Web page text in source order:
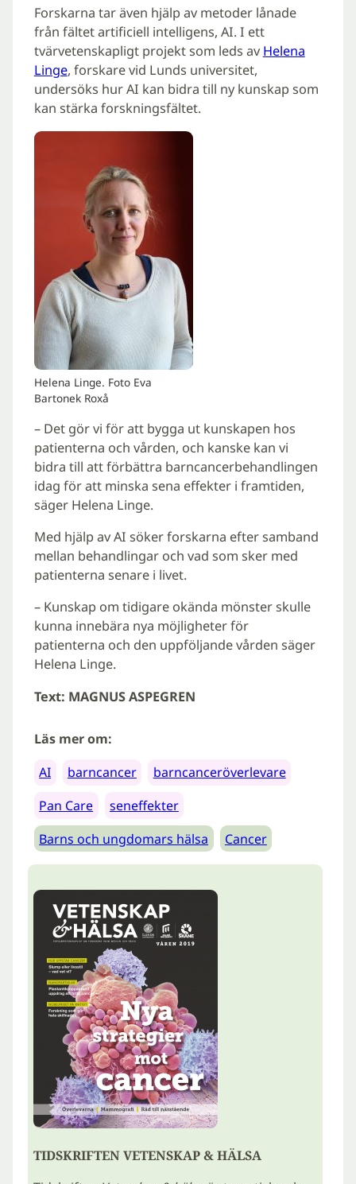
Forskarna tar även hjälp av metoder lånade
från fältet artificiell intelligens, AI. I ett
tvärvetenskapligt projekt som leds av Helena
Linge, forskare vid Lunds universitet,
undersöks hur AI kan bidra till ny kunskap som
kan stärka forskningsfältet.
Helena Linge. Foto Eva
Bartonek Roxå
– Det gör vi för att bygga ut kunskapen hos
patienterna och vården, och kanske kan vi
bidra till att förbättra barncancerbehandlingen
idag för att minska sena effekter i framtiden,
säger Helena Linge.
Med hjälp av AI söker forskarna efter samband
mellan behandlingar och vad som sker med
patienterna senare i livet.
– Kunskap om tidigare okända mönster skulle
kunna innebära nya möjligheter för
patienterna och den uppföljande vården säger
Helena Linge.
Text: MAGNUS ASPEGREN
Läs mer om:
AI
barncancer
barncanceröverlevare
Pan Care
seneffekter
Barns och ungdomars hälsa
Cancer
TIDSKRIFTEN VETENSKAP & HÄLSA